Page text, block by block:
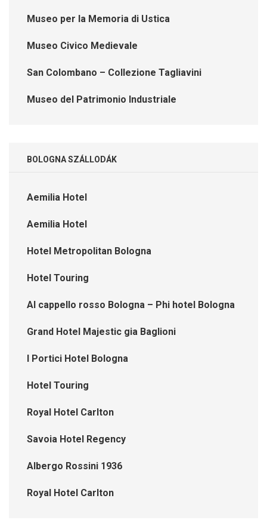
Museo per la Memoria di Ustica
Museo Civico Medievale
San Colombano – Collezione Tagliavini
Museo del Patrimonio Industriale
BOLOGNA SZÁLLODÁK
Aemilia Hotel
Aemilia Hotel
Hotel Metropolitan Bologna
Hotel Touring
Al cappello rosso Bologna – Phi hotel Bologna
Grand Hotel Majestic gia Baglioni
I Portici Hotel Bologna
Hotel Touring
Royal Hotel Carlton
Savoia Hotel Regency
Albergo Rossini 1936
Royal Hotel Carlton